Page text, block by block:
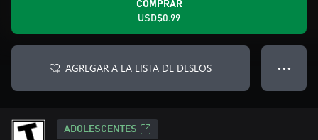
COMPRAR
USD$0.99
AGREGAR A LA LISTA DE DESEOS ● ● ●
ADOLESCENTES